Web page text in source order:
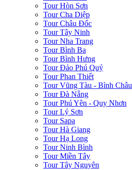
Tour Hòn Sơn
Tour Cha Diệp
Tour Châu Đốc
Tour Tây Ninh
Tour Nha Trang
Tour Bình Ba
Tour Bình Hưng
Tour Đảo Phú Quý
Tour Phan Thiết
Tour Vũng Tàu - Bình Châu
Tour Đà Nẵng
Tour Phú Yên - Quy Nhơn
Tour Lý Sơn
Tour Sapa
Tour Hà Giang
Tour Hạ Long
Tour Ninh Bình
Tour Miền Tây
Tour Tây Nguyên